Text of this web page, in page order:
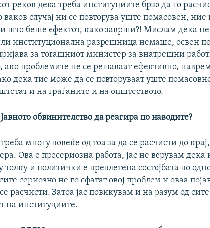
реков дека треба институциите брзо да го
ваков случај ни се повторува уште помасовен,
што беше ефектот, како заврши?! Мислам дека
институционална разрешница немаше, освен
за тогашниот министер за внатрешни
ако проблемите не се решаваат ефективно,
дека тие може да се повторуваат уште
и на граѓаните и на општеството.
обвинителство да реагира по наводите?
многу повеќе од тоа за да се расчисти до крај,
Ова е пресериозна работа, јас не верувам дека
толку и политички е преплетена состојбата по
сериозно не го сфатат овој проблем и оваа
расчисти. Затоа јас повикувам и на разум од
на институциите.